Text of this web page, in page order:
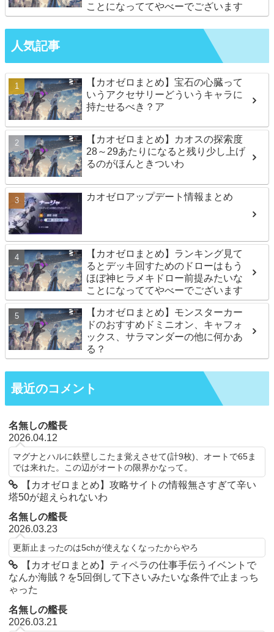
ことになっててやべーでございます
人気記事
【カオゼロまとめ】宝石の心臓って
いうアクセサリーどういうキャラに
持たせるべき？ア
【カオゼロまとめ】カオスの探索度
28～29あたりになると残り少し上げ
るのがほんときついわ
カオゼロアップデート情報まとめ
【カオゼロまとめ】ランキング見て
るとデッキ回すためのドローはもう
ほぼ神ヒラメキドロー前提みたいな
ことになっててやべーでございます
【カオゼロまとめ】モンスターカー
ドのおすすめドミニオン、キャフォ
ックス、サラマンダーの他に何かあ
る？
最近のコメント
名無しの艦長
2026.04.12
マグナとハルに鉄壁しこたま覚えさせて(計9枚)、オートで65ま
では来れた。この辺がオートの限界かなって。
【カオゼロまとめ】攻略サイトの情報無さすぎて辛い
塔50が超えられないわ
名無しの艦長
2026.03.23
更新止まったのは5chが使えなくなったからやろ
【カオゼロまとめ】ティペラの仕事手伝うイベントで
なんか海賊？を5回倒して下さいみたいな条件で止まっち
ゃった
名無しの艦長
2026.03.21